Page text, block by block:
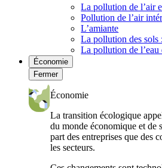
La pollution de l’air
Pollution de l’air
L’amiante
La pollution des sols
La pollution de l’eau
Économie
Fermer
Économie
La transition écologique
du monde économique et de
part des entreprises que des
les secteurs.